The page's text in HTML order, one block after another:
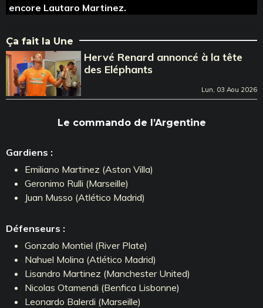
encore Lautaro Martinez.
Ça fait la Une
Hervé Renard annoncé à la tête
des Eléphants
Lun, 03 Aou 2026
Le commando de l’Argentine
Gardiens :
Emiliano Martinez (Aston Villa)
Geronimo Rulli (Marseille)
Juan Musso (Atlético Madrid)
Défenseurs :
Gonzalo Montiel (River Plate)
Nahuel Molina (Atlético Madrid)
Lisandro Martinez (Manchester United)
Nicolas Otamendi (Benfica Lisbonne)
Leonardo Balerdi (Marseille)